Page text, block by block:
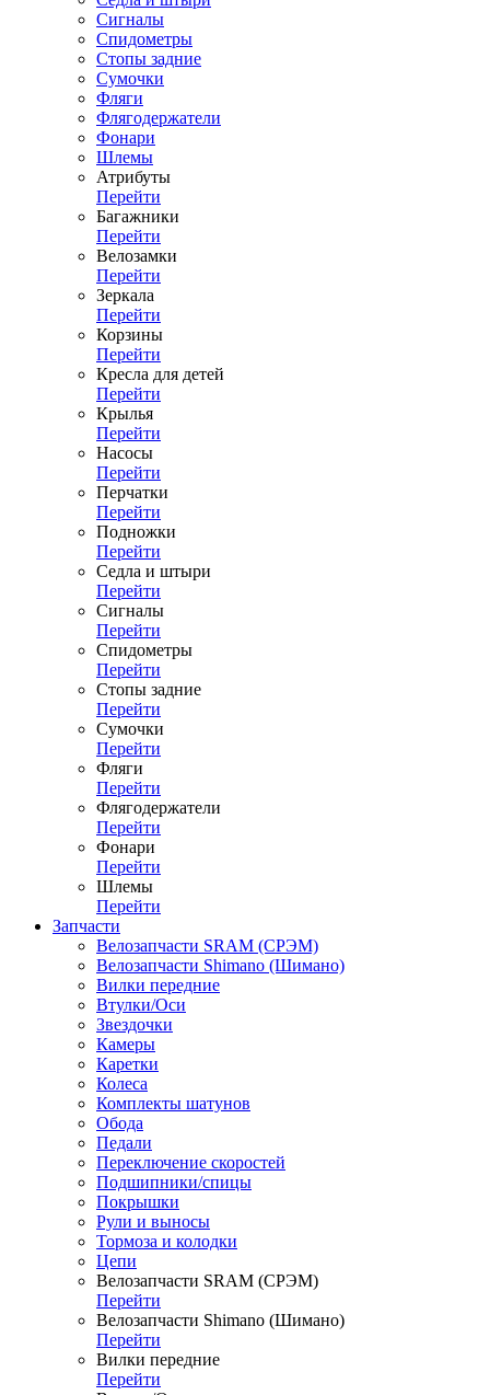
Сигналы
Спидометры
Стопы задние
Сумочки
Фляги
Флягодержатели
Фонари
Шлемы
Атрибуты
Перейти
Багажники
Перейти
Велозамки
Перейти
Зеркала
Перейти
Корзины
Перейти
Кресла для детей
Перейти
Крылья
Перейти
Насосы
Перейти
Перчатки
Перейти
Подножки
Перейти
Седла и штыри
Перейти
Сигналы
Перейти
Спидометры
Перейти
Стопы задние
Перейти
Сумочки
Перейти
Фляги
Перейти
Флягодержатели
Перейти
Фонари
Перейти
Шлемы
Перейти
Запчасти
Велозапчасти SRAM (СРЭМ)
Велозапчасти Shimano (Шимано)
Вилки передние
Втулки/Оси
Звездочки
Камеры
Каретки
Колеса
Комплекты шатунов
Обода
Педали
Переключение скоростей
Подшипники/спицы
Покрышки
Рули и выносы
Тормоза и колодки
Цепи
Велозапчасти SRAM (СРЭМ)
Перейти
Велозапчасти Shimano (Шимано)
Перейти
Вилки передние
Перейти